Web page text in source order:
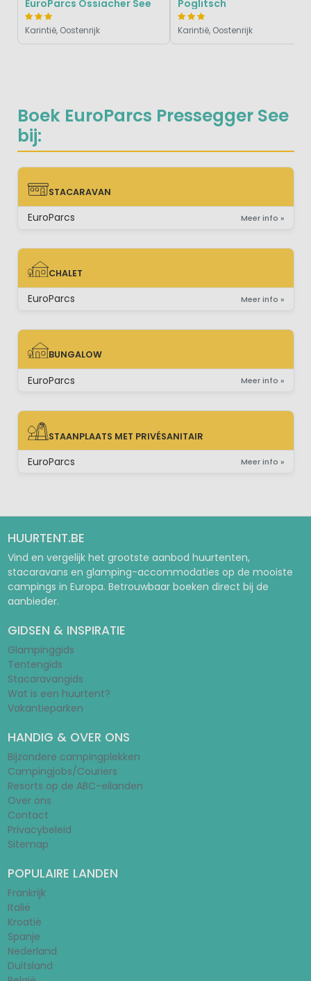
Boek EuroParcs Pressegger See
bij:
STACARAVAN
STACARAVAN
EuroParcs Meer info »
CHALET
CHALET
EuroParcs Meer info »
BUNGALOW
BUNGALOW
EuroParcs Meer info »
STAANPLAATS MET PRIVÉSANITAIR
STAANPLAATS MET PRIVÉSANITAIR
EuroParcs Meer info »
EuroParcs Ossiacher See
Karintië, Oostenrijk
Poglitsch
Karintië, Oostenrijk
HUURTENT.BE
Vind en vergelijk het grootste aanbod huurtenten,
stacaravans en glamping-accommodaties op de mooiste
campings in Europa. Betrouwbaar boeken direct bij de
aanbieder.
GIDSEN & INSPIRATIE
Glampinggids
Tentengids
Stacaravangids
Wat is een huurtent?
Vakantieparken
HANDIG & OVER ONS
Bijzondere campingplekken
Campingjobs/Couriers
Resorts op de ABC-eilanden
Over ons
Contact
Privacybeleid
Sitemap
POPULAIRE LANDEN
Frankrijk
Italië
Kroatië
Spanje
Nederland
Duitsland